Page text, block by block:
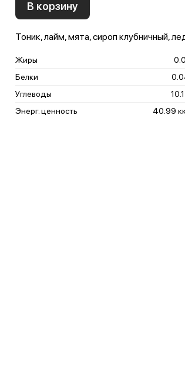
В корзину
Тоник, лайм, мята, сироп клубничный,
Жиры
Белки
Углеводы
Энерг. ценность
40.99